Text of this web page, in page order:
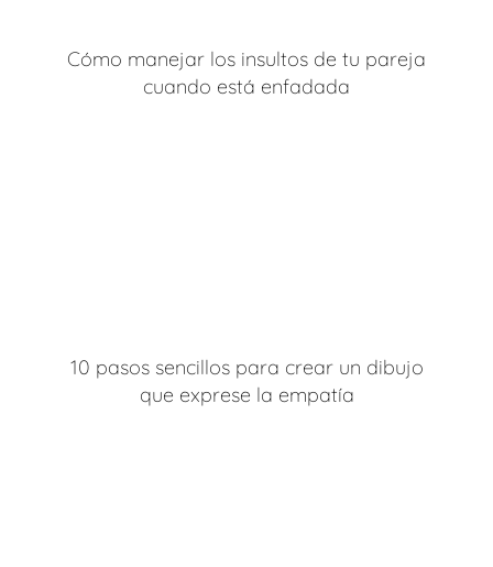
Cómo manejar los insultos de tu pareja
cuando está enfadada
10 pasos sencillos para crear un dibujo
que exprese la empatía